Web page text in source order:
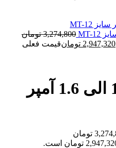
3,274,800 تومان
2,947,320 تومانقیمت فعلی
بی متال ال اس 1 الی 1.6 آمپر
قیمت اصلی 3,274,800 تومان